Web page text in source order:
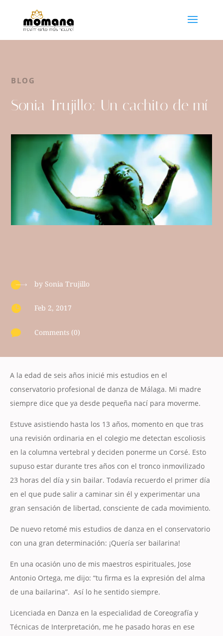
BLOG
Sonia Trujillo: Un cachito de mí
by Sonia Trujillo
 Feb 2, 2017
 Comments (0)
A la edad de seis años inicié mis estudios en el
conservatorio profesional de danza de Málaga. Mi madre
siempre dice que ya desde pequeña nací para moverme.
Estuve asistiendo hasta los 13 años, momento en que tras
una revisión ordinaria en el colegio me detectan escoliosis
en la columna vertebral y deciden ponerme un Corsé. Esto
supuso estar durante tres años con el tronco inmovilizado
23 horas del día y sin bailar. Todavía recuerdo el primer día
en el que pude salir a caminar sin él y experimentar una
gran sensación de libertad, consciente de cada movimiento.
De nuevo retomé mis estudios de danza en el conservatorio
con una gran determinación: ¡Quería ser bailarina!
En una ocasión uno de mis maestros espirituales, Jose
Antonio Ortega, me dijo: “tu firma es la expresión del alma
de una bailarina”. Así lo he sentido siempre.
Licenciada en Danza en la especialidad de Coreografía y
Técnicas de Interpretación, me he pasado horas en ese